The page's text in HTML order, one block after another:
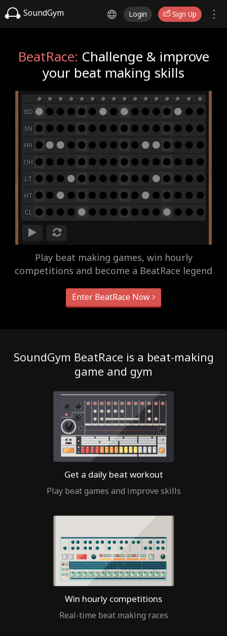
SoundGym Login Sign Up
BeatRace: Challenge & improve
your beat making skills
BD
SN
HH
OH
LT
HT
CL
Play beat making games, win hourly
competitions and become a BeatRace legend
Enter BeatRace Now
SoundGym BeatRace is a beat-making
game and gym
Get a daily beat workout
Play beat games and improve skills
Win hourly competitions
Real-time beat making races